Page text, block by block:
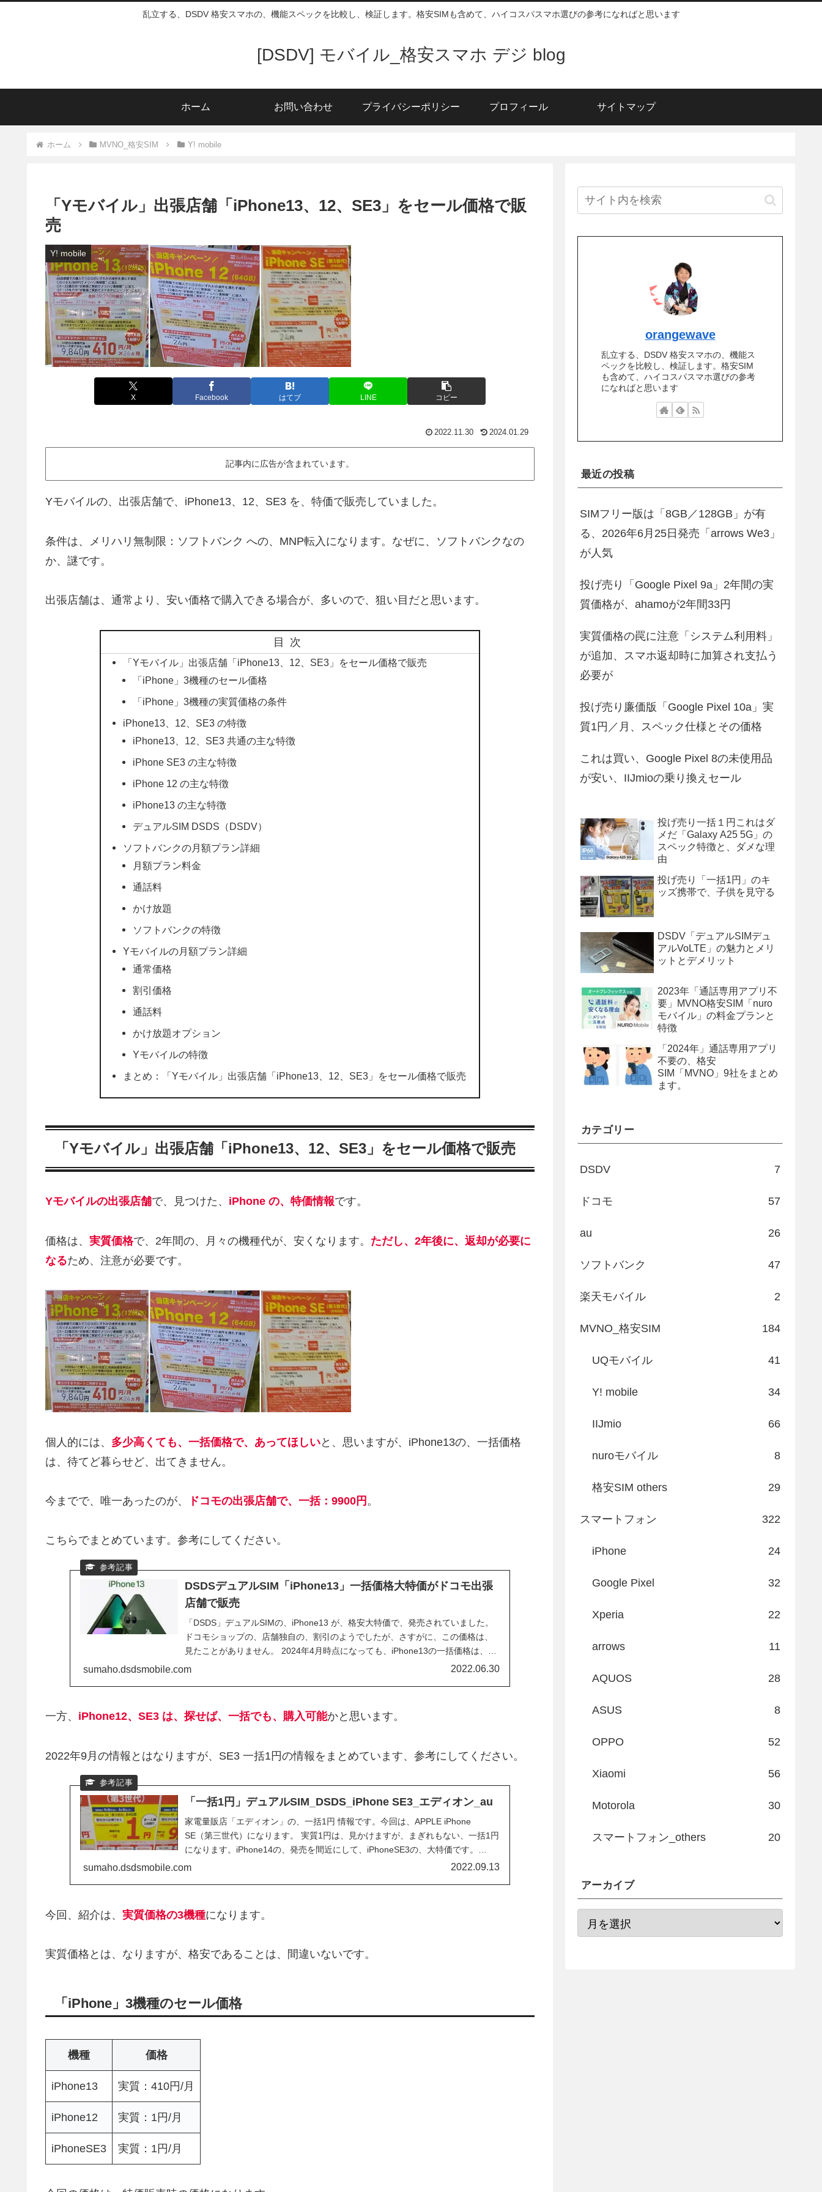
乱立する、DSDV 格安スマホの、機能スペックを比較し、検証します。格安SIMも含めて、ハイコスパスマホ選びの参考になればと思います
[DSDV] モバイル_格安スマホ デジ blog
ホーム お問い合わせ プライバシーポリシー プロフィール サイトマップ
ホーム MVNO_格安SIM Y! mobile
「Yモバイル」出張店舗「iPhone13、12、SE3」をセール価格で販
売
Y! mobile
X Facebook はてブ LINE コピー
2022.11.30 2024.01.29
記事内に広告が含まれています。
Yモバイルの、出張店舗で、iPhone13、12、SE3 を、特価で販売していました。
条件は、メリハリ無制限：ソフトバンク への、MNP転入になります。なぜに、ソフトバンクなの
か、謎です。
出張店舗は、通常より、安い価格で購入できる場合が、多いので、狙い目だと思います。
目次
「Yモバイル」出張店舗「iPhone13、12、SE3」をセール価格で販売
「iPhone」3機種のセール価格
「iPhone」3機種の実質価格の条件
iPhone13、12、SE3 の特徴
iPhone13、12、SE3 共通の主な特徴
iPhone SE3 の主な特徴
iPhone 12 の主な特徴
iPhone13 の主な特徴
デュアルSIM DSDS（DSDV）
ソフトバンクの月額プラン詳細
月額プラン料金
通話料
かけ放題
ソフトバンクの特徴
Yモバイルの月額プラン詳細
通常価格
割引価格
通話料
かけ放題オプション
Yモバイルの特徴
まとめ：「Yモバイル」出張店舗「iPhone13、12、SE3」をセール価格で販売
「Yモバイル」出張店舗「iPhone13、12、SE3」をセール価格で販売
Yモバイルの出張店舗で、見つけた、 iPhone の、特価情報です。
価格は、 実質価格で、2年間の、月々の機種代が、安くなります。 ただし、2年後に、返却が必要に
なるため、注意が必要です。
個人的には、 多少高くても、一括価格で、あってほしいと、思いますが、iPhone13の、一括価格
は、待てど暮らせど、出てきません。
今までで、唯一あったのが、 ドコモの出張店舗で、一括：9900円 。
こちらでまとめています。参考にしてください。
DSDSデュアルSIM「iPhone13」一括価格大特価がドコモ出張
店舗で販売
「DSDS」デュアルSIMの、iPhone13 が、格安大特価で、発売されていました。
ドコモショップの、店舗独自の、割引のようでしたが、さすがに、この価格は、
見たことがありません。 2024年4月時点になっても、iPhone13の一括価格は、で
てこなく、後にも先にも、一括価格を見たのは、この時だけです。
sumaho.dsdsmobile.com 2022.06.30
一方、 iPhone12、SE3 は、探せば、一括でも、購入可能かと思います。
2022年9月の情報とはなりますが、SE3 一括1円の情報をまとめています、参考にしてください。
「一括1円」デュアルSIM_DSDS_iPhone SE3_エディオン_au
家電量販店「エディオン」の、一括1円 情報です。今回は、APPLE iPhone
SE（第三世代）になります。 実質1円は、見かけますが、まぎれもない、一括1円
になります。iPhone14の、発売を間近にして、iPhoneSE3の、大特価です。
iPhone13 と同じ、A15 Bionicチップを搭載した、デュアルSIM DSDS 対応の、SE
sumaho.dsdsmobile.com 2022.09.13
今回、紹介は、 実質価格の3機種になります。
実質価格とは、なりますが、格安であることは、間違いないです。
「iPhone」3機種のセール価格
機種 価格
iPhone13 実質：410円/月
iPhone12 実質：1円/月
iPhoneSE3 実質：1円/月
orangewave
乱立する、DSDV 格安スマホの、機能ス
ペックを比較し、検証します。格安SIM
も含めて、ハイコスパスマホ選びの参考
になればと思います
最近の投稿
SIMフリー版は「8GB／128GB」が有
る、2026年6月25日発売「arrows We3」
が人気
投げ売り「Google Pixel 9a」2年間の実
質価格が、ahamoが2年間33円
実質価格の罠に注意「システム利用料」
が追加、スマホ返却時に加算され支払う
必要が
投げ売り廉価版「Google Pixel 10a」実
質1円／月、スペック仕様とその価格
これは買い、Google Pixel 8の未使用品
が安い、IIJmioの乗り換えセール
投げ売り一括１円これはダ
メだ「Galaxy A25 5G」の
スペック特徴と、ダメな理
由
投げ売り「一括1円」のキ
ッズ携帯で、子供を見守る
DSDV「デュアルSIMデュ
アルVoLTE」の魅力とメリ
ットとデメリット
2023年「通話専用アプリ不
要」MVNO格安SIM「nuro
モバイル」の料金プランと
特徴
「2024年」通話専用アプリ
不要の、格安
SIM「MVNO」9社をまとめ
ます。
カテゴリー
DSDV 7
ドコモ 57
au 26
ソフトバンク 47
楽天モバイル 2
MVNO_格安SIM 184
UQモバイル 41
Y! mobile 34
IIJmio 66
nuroモバイル 8
格安SIM others 29
スマートフォン 322
iPhone 24
Google Pixel 32
Xperia 22
arrows 11
AQUOS 28
ASUS 8
OPPO 52
Xiaomi 56
Motorola 30
スマートフォン_others 20
アーカイブ